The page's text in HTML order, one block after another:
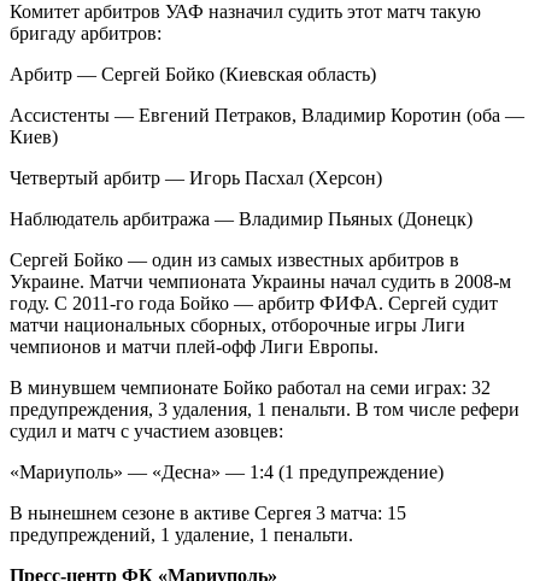
Комитет арбитров УАФ назначил судить этот матч такую
бригаду арбитров:
Арбитр — Сергей Бойко (Киевская область)
Ассистенты — Евгений Петраков, Владимир Коротин (оба —
Киев)
Четвертый арбитр — Игорь Пасхал (Херсон)
Наблюдатель арбитража — Владимир Пьяных (Донецк)
Сергей Бойко — один из самых известных арбитров в
Украине. Матчи чемпионата Украины начал судить в 2008-м
году. С 2011-го года Бойко — арбитр ФИФА. Сергей судит
матчи национальных сборных, отборочные игры Лиги
чемпионов и матчи плей-офф Лиги Европы.
В минувшем чемпионате Бойко работал на семи играх: 32
предупреждения, 3 удаления, 1 пенальти. В том числе рефери
судил и матч с участием азовцев:
«Мариуполь» — «Десна» — 1:4 (1 предупреждение)
В нынешнем сезоне в активе Сергея 3 матча: 15
предупреждений, 1 удаление, 1 пенальти.
Пресс-центр ФК «Мариуполь»